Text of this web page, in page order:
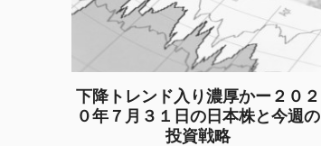
下降トレンド入り濃厚かー２０２
０年７月３１日の日本株と今週の
投資戦略